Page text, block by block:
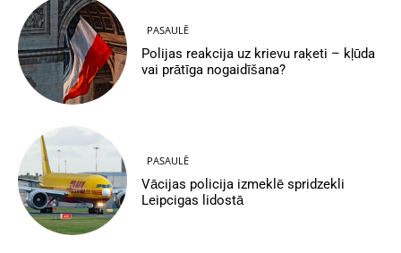
PASAULĒ
Polijas reakcija uz krievu raķeti – kļūda
vai prātīga nogaidīšana?
PASAULĒ
Vācijas policija izmeklē spridzekli
Leipcigas lidostā